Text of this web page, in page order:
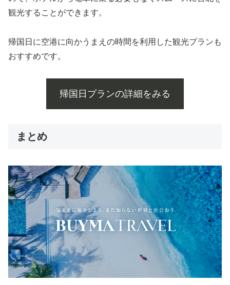
観光することができます。
帰国日に空港に向かうまえの時間を利用した観光プランも
おすすめです。
帰国日プランの詳細をみる
まとめ